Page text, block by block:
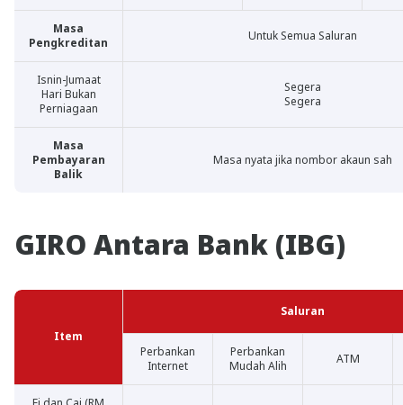
Masa
Pengkreditan
Untuk Semua Saluran
Isnin-Jumaat
Hari Bukan
Perniagaan
Segera
Segera
Masa
Pembayaran
Balik
Masa nyata jika nombor akaun sah
GIRO Antara Bank (IBG)
Item
Saluran
Perbankan
Internet
Perbankan
Mudah Alih
ATM